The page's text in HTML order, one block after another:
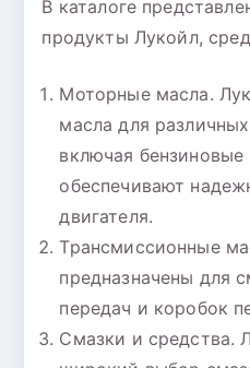
В каталоге
продукты Лукойл,
Моторные масла.
масла для
включая
обеспечивают
двигателя.
Трансмиссионные
предназначены для
передач и коробок
Смазки и средства.